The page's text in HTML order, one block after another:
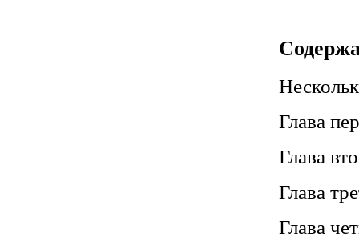
Глава
Глава
Глава
Глава